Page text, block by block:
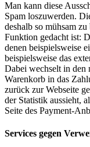
Man kann diese
Spam loszuwerden.
deshalb so mühsam
Funktion gedacht ist:
denen beispielsweise
beispielsweise das
Dabei wechselt in den
Warenkorb in das
zurück zur Webseite
der Statistik aussieht,
Seite des Payment-
Services gegen